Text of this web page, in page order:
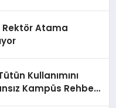
Rektör Atama
Kullanımını
Kampüs Rehberi